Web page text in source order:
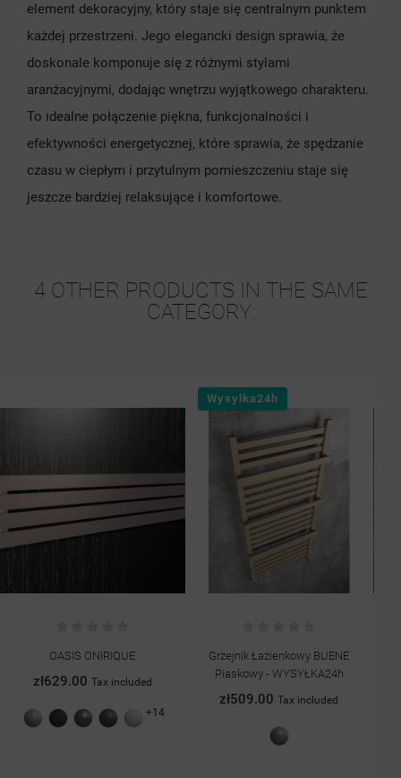
element dekoracyjny, który staje się centralnym punktem
każdej przestrzeni. Jego elegancki design sprawia, że
doskonale komponuje się z różnymi stylami
aranżacyjnymi, dodając wnętrzu wyjątkowego charakteru.
To idealne połączenie piękna, funkcjonalności i
efektywności energetycznej, które sprawia, że spędzanie
czasu w ciepłym i przytulnym pomieszczeniu staje się
jeszcze bardziej relaksujące i komfortowe.
4 OTHER PRODUCTS IN THE SAME
CATEGORY:
OASIS ONIRIQUE
zł629.00 Tax included
Szary
struktura
GrafitAntracyt
struktura
Quartz
II
Biały
połysk
+14
Wysylka24h
Grzejnik Łazienkowy BUENE
Piaskowy - WYSYŁKA24h
zł509.00Tax included
Piaskowy
struktura